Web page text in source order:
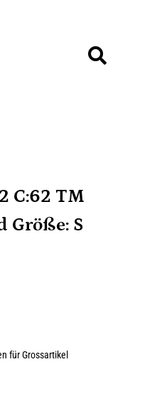
C:62 TM
Größe: S
für Grossartikel